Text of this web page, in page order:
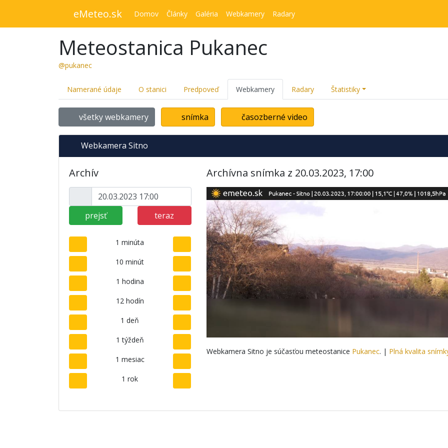
eMeteo.sk Domov Články Galéria Webkamery Radary
Meteostanica Pukanec
@pukanec
Namerané údaje O stanici Predpoveď Webkamery Radary Štatistiky
všetky webkamery snímka časozberné video
Webkamera Sitno
Archív
prejsť teraz
1 minúta
10 minút
1 hodina
12 hodín
1 deň
1 týždeň
1 mesiac
1 rok
Archívna snímka z 20.03.2023, 17:00
Webkamera Sitno je súčasťou meteostanice Pukanec. | Plná kvalita